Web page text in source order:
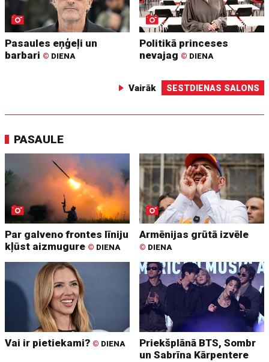
Pasaules eņģeļi un
barbari © DIENA
Politikā princeses
nevajag © DIENA
Vairāk SESTDIENAS SALONS
PASAULE
Par galveno frontes līniju
kļūst aizmugure © DIENA
Armēnijas grūtā izvēle
© DIENA
Vai ir pietiekami? © DIENA
Priekšplānā BTS, Sombr
un Sabrīna Kārpentere